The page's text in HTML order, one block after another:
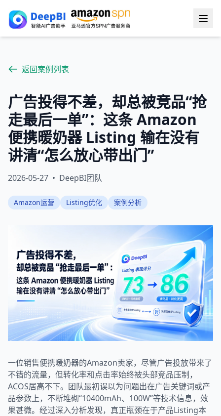
返回案例列表
广告投得不差，却总被竞品“抢
走最后一单”：这条 Amazon
便携暖奶器 Listing 输在没有
讲清“怎么放心带出门”
2026-05-27 • DeepBI团队
Amazon运营 Listing优化 案例分析
一位销售便携暖奶器的Amazon卖家，尽管广告投放带来了
不错的流量，但转化率和点击率始终被头部竞品压制，
ACOS居高不下。团队最初误以为问题出在广告关键词或产
品参数上，不断堆砌“10400mAh、100W”等技术信息，效
果甚微。经过深入分析发现，真正瓶颈在于产品Listing本